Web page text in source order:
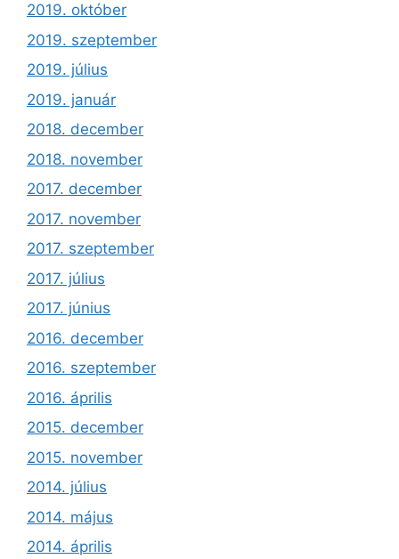
2019. október
2019. szeptember
2019. július
2019. január
2018. december
2018. november
2017. december
2017. november
2017. szeptember
2017. július
2017. június
2016. december
2016. szeptember
2016. április
2015. december
2015. november
2014. július
2014. május
2014. április